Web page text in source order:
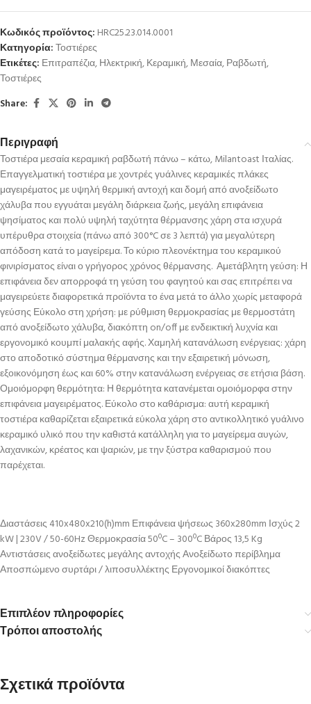
Κωδικός προϊόντος: HRC25.23.014.0001
Κατηγορία:Τοστιέρες
Ετικέτες: Επιτραπέζια,Ηλεκτρική,Κεραμική,Μεσαία,Ραβδωτή,
Τοστιέρες
Share:
Περιγραφή
Τοστιέρα μεσαία κεραμική ραβδωτή πάνω – κάτω, Milantoast Ιταλίας.
Επαγγελματική τοστιέρα με χοντρές γυάλινες κεραμικές πλάκες
μαγειρέματος με υψηλή θερμική αντοχή και δομή από ανοξείδωτο
χάλυβα που εγγυάται μεγάλη διάρκεια ζωής, μεγάλη επιφάνεια
ψησίματος και πολύ υψηλή ταχύτητα θέρμανσης χάρη στα ισχυρά
υπέρυθρα στοιχεία (πάνω από 300°C σε 3 λεπτά) για μεγαλύτερη
απόδοση κατά το μαγείρεμα. Το κύριο πλεονέκτημα του κεραμικού
φινιρίσματος είναι ο γρήγορος χρόνος θέρμανσης. Αμετάβλητη γεύση: Η
επιφάνεια δεν απορροφά τη γεύση του φαγητού και σας επιτρέπει να
μαγειρεύετε διαφορετικά προϊόντα το ένα μετά το άλλο χωρίς μεταφορά
γεύσης Εύκολο στη χρήση: με ρύθμιση θερμοκρασίας με θερμοστάτη
από ανοξείδωτο χάλυβα, διακόπτη on/off με ενδεικτική λυχνία και
εργονομικό κουμπί μαλακής αφής. Χαμηλή κατανάλωση ενέργειας: χάρη
στο αποδοτικό σύστημα θέρμανσης και την εξαιρετική μόνωση,
εξοικονόμηση έως και 60% στην κατανάλωση ενέργειας σε ετήσια βάση.
Ομοιόμορφη θερμότητα: Η θερμότητα κατανέμεται ομοιόμορφα στην
επιφάνεια μαγειρέματος. Εύκολο στο καθάρισμα: αυτή κεραμική
τοστιέρα καθαρίζεται εξαιρετικά εύκολα χάρη στο αντικολλητικό γυάλινο
κεραμικό υλικό που την καθιστά κατάλληλη για το μαγείρεμα αυγών,
λαχανικών, κρέατος και ψαριών, με την ξύστρα καθαρισμού που
παρέχεται.
Διαστάσεις 410x480x210(h)mm Επιφάνεια ψήσεως 360x280mm Ισχύς 2
kW | 230V / 50-60Hz Θερμοκρασία 50ºC – 300ºC Βάρος 13,5 Kg
Αντιστάσεις ανοξείδωτες μεγάλης αντοχής Ανοξείδωτο περίβλημα
Αποσπώμενο συρτάρι / λιποσυλλέκτης Εργονομικοί διακόπτες
Επιπλέον πληροφορίες
Τρόποι αποστολής
Σχετικά προϊόντα